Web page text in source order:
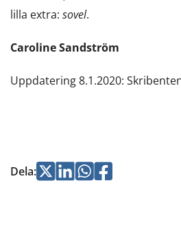
lilla extra: sovel.
Caroline Sandström
Uppdatering 8.1.2020:
Dela:Jaa Jaa Jaa
Jaa